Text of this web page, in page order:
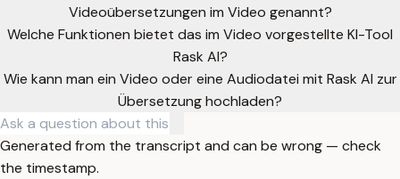
Videoübersetzungen im Video genannt?
Welche Funktionen bietet das im Video vorgestellte KI-Tool
Rask AI?
Wie kann man ein Video oder eine Audiodatei mit Rask AI zur
Übersetzung hochladen?
Generated from the transcript and can be wrong — check
the timestamp.